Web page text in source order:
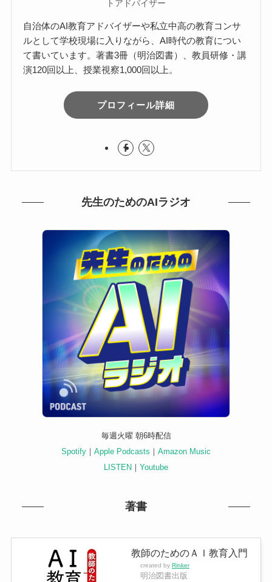
トアドバイザー
自治体のAI教育アドバイザーや私立中高の教育コンサ
ルとして学校現場に入りながら、AI時代の教育につい
て書いています。著書3冊（明治図書）、教員研修・講
演120回以上、授業視察1,000回以上。
プロフィール詳細
先生のためのAIラジオ
毎週火曜 朝6時配信
Spotify ｜ Apple Podcasts ｜ Amazon Music
LISTEN ｜ Youtube
著書
教師のためのＡＩ教育入門
created by Rinker
明治図書出版